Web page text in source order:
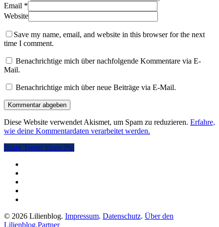
Email *
Website
Save my name, email, and website in this browser for the next
time I comment.
Benachrichtige mich über nachfolgende Kommentare via E-
Mail.
Benachrichtige mich über neue Beiträge via E-Mail.
Diese Website verwendet Akismet, um Spam zu reduzieren. Erfahre,
wie deine Kommentardaten verarbeitet werden.
Share Tweet Share Pin
© 2026 Lilienblog. Impressum. Datenschutz. Über den
Lilienblog.Partner